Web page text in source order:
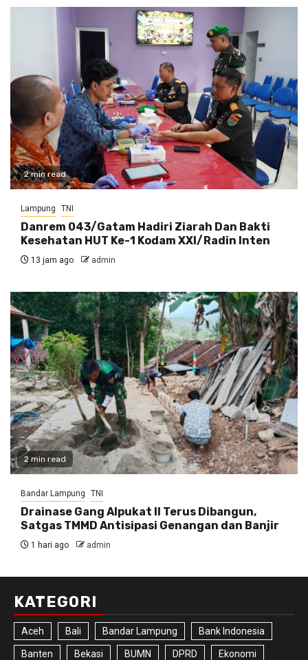
2 min read
Lampung TNI
Danrem 043/Gatam Hadiri Ziarah Dan Bakti
Kesehatan HUT Ke-1 Kodam XXI/Radin Inten
13 jam ago admin
2 min read
Bandar Lampung TNI
Drainase Gang Alpukat II Terus Dibangun,
Satgas TMMD Antisipasi Genangan dan Banjir
1 hari ago admin
KATEGORI
Aceh Bali Bandar Lampung Bank Indonesia
Banten Bekasi BUMN DPRD Ekonomi